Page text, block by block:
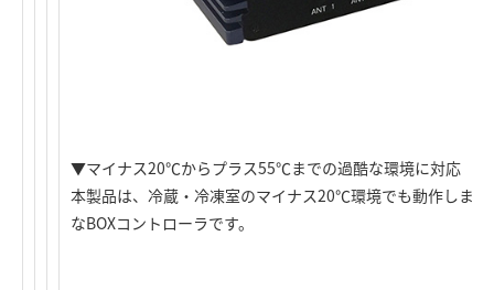
▼マイナス20℃からプラス55℃までの過酷な環境に対応
本製品は、冷蔵・冷凍室のマイナス20℃環境でも動作しま
なBOXコントローラです。